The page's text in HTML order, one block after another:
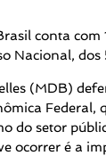
conta
(MDB)
do setor
ocorrer é a